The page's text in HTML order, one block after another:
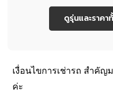
ดูรุ่นและราค
เงื่อนไขการเช่ารถ สำคั
ค่ะ